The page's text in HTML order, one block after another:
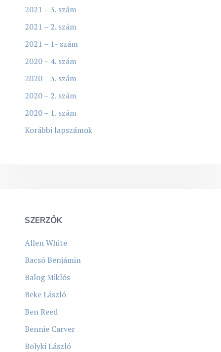
2021 – 3. szám
2021 – 2. szám
2021 – 1- szám
2020 – 4. szám
2020 – 3. szám
2020 – 2. szám
2020 – 1. szám
Korábbi lapszámok
SZERZŐK
Allen White
Bacsó Benjámin
Balog Miklós
Beke László
Ben Reed
Bennie Carver
Bolyki László